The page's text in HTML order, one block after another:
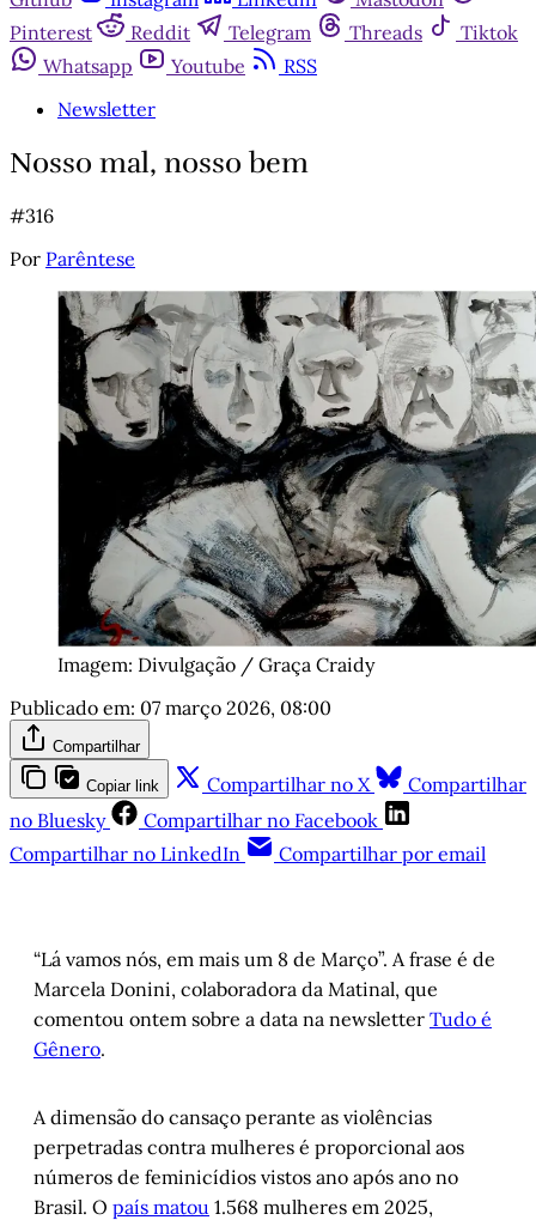
Pinterest
Reddit Telegram Threads
Tiktok
Whatsapp
Youtube
RSS
Newsletter
Nosso mal, nosso bem
#316
Por Parêntese
Imagem: Divulgação / Graça Craidy
Publicado em: 07 março 2026, 08:00
Compartilhar
Copiar link Compartilhar no X
Compartilhar
no Bluesky
Compartilhar no Facebook
Compartilhar no LinkedIn
Compartilhar por email
“Lá vamos nós, em mais um 8 de Março”. A frase é de
Marcela Donini, colaboradora da Matinal, que
comentou ontem sobre a data na newsletter Tudo é
Gênero.
A dimensão do cansaço perante as violências
perpetradas contra mulheres é proporcional aos
números de feminicídios vistos ano após ano no
Brasil. O país matou 1.568 mulheres em 2025,